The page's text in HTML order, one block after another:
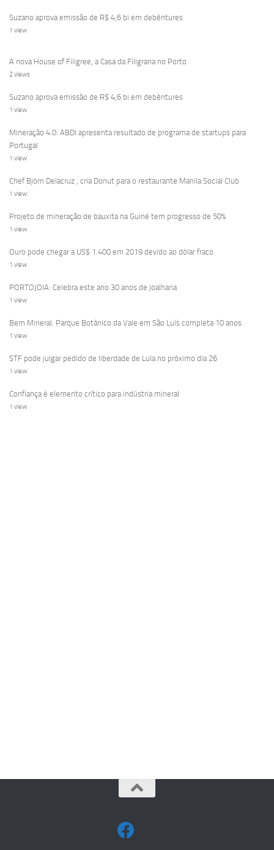
Suzano aprova emissão de R$ 4,6 bi em debêntures
1 view
A nova House of Filigree, a Casa da Filigrana no Porto
2 views
Suzano aprova emissão de R$ 4,6 bi em debêntures
1 view
Mineração 4.0: ABDI apresenta resultado de programa de startups para
Portugal
1 view
Chef Björn Delacruz , cria Donut para o restaurante Manila Social Club
1 view
Projeto de mineração de bauxita na Guiné tem progresso de 50%
1 view
Ouro pode chegar a US$ 1.400 em 2019 devido ao dólar fraco
1 view
PORTOJOIA: Celebra este ano 30 anos de joalharia
1 view
Bem Mineral: Parque Botânico da Vale em São Luís completa 10 anos
1 view
STF pode julgar pedido de liberdade de Lula no próximo dia 26
1 view
Confiança é elemento crítico para indústria mineral
1 view